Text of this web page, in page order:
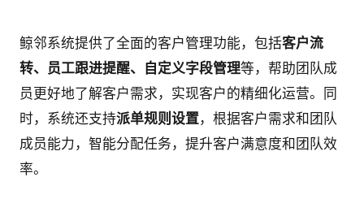
鲸邻系统提供了全面的客户管理功能，包括客户流
转、员工跟进提醒、自定义字段管理等，帮助团队成
员更好地了解客户需求，实现客户的精细化运营。同
时，系统还支持派单规则设置，根据客户需求和团队
成员能力，智能分配任务，提升客户满意度和团队效
率。